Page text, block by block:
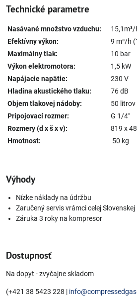
Technické parametre
Nasávané množstvo vzduchu:
Efektívny výkon:
9 m³/h
Maximálny tlak:
10 bar
Výkon elektromotora:
1,5 kW
Napájacie napätie:
230 V
Hladina akustického tlaku:
76 dB
Objem tlakovej nádoby:
50 litrov
Pripojovací rozmer:
G 1/4"
Rozmery (d x š x v):
819 x
Hmotnost:
50 kg
Výhody
Nízke náklady na údržbu
Zaručený servis vrámci celej Slovenskej
Záruka 3 roky na kompresor
Dostupnosť
Na dopyt - zvyčajne skladom
(+421 38 5423 228 |